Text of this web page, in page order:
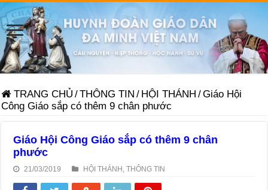
TRANG CHỦ /THÔNG TIN / HỘI THÁNH /Giáo Hội
Công Giáo sắp có thêm 9 chân phước
Giáo Hội Công Giáo sắp có thêm 9 chân
phước
21/03/2019 HỘI THÁNH ,THÔNG TIN